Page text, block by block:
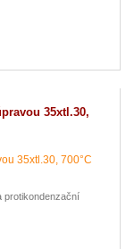
35xtl.30,
protikondenzační